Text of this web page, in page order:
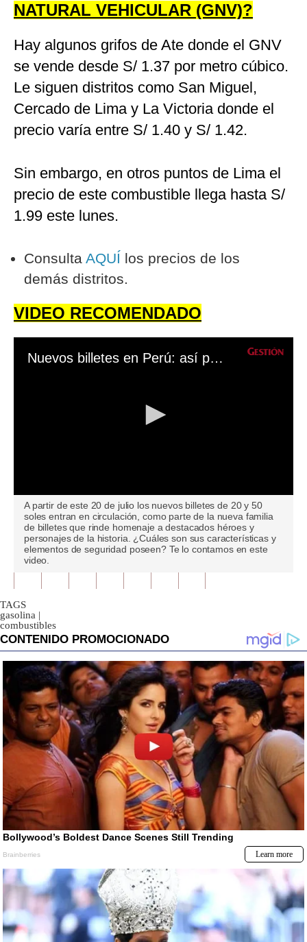
NATURAL VEHICULAR (GNV)?
Hay algunos grifos de Ate donde el GNV
se vende desde S/ 1.37 por metro cúbico.
Le siguen distritos como San Miguel,
Cercado de Lima y La Victoria donde el
precio varía entre S/ 1.40 y S/ 1.42.
Sin embargo, en otros puntos de Lima el
precio de este combustible llega hasta S/
1.99 este lunes.
Consulta AQUÍ los precios de los
demás distritos.
VIDEO RECOMENDADO
Nuevos billetes en Perú: así puedes diferenciar uno verdadero de uno falso
seconds
seconds
A partir de este 20 de julio los nuevos billetes de 20 y 50
soles entran en circulación, como parte de la nueva familia
de billetes que rinde homenaje a destacados héroes y
personajes de la historia. ¿Cuáles son sus características y
elementos de seguridad poseen? Te lo contamos en este
video.
TAGS
gasolina |
combustibles